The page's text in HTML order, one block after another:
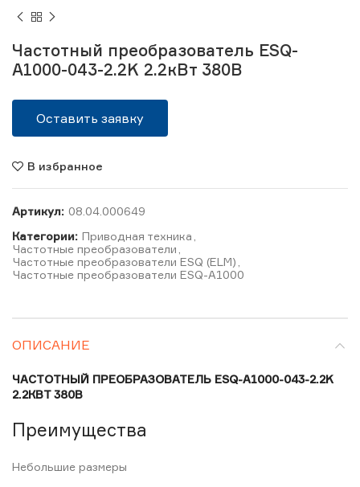
Частотный преобразователь ESQ-
A1000-043-2.2K 2.2кВт 380В
Оставить заявку
В избранное
Артикул: 08.04.000649
Категории: Приводная техника
Частотные преобразователи
Частотные преобразователи ESQ (ELM)
Частотные преобразователи ESQ-A1000
ОПИСАНИЕ
ЧАСТОТНЫЙ ПРЕОБРАЗОВАТЕЛЬ ESQ-A1000-043-2.2K
2.2КВТ 380В
Преимущества
Небольшие размеры